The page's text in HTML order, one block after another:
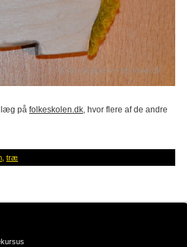
på folkeskolen.dk, hvor flere af de andre
træ